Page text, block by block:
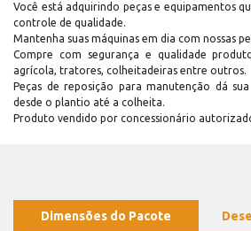
Você está adquirindo peças e equipamentos
controle de qualidade.
Mantenha suas máquinas em dia com nossas
Compre com segurança e qualidade
agrícola, tratores, colheitadeiras entre outros.
Peças de reposição para manutenção dá
desde o plantio até a colheita.
Produto vendido por concessionário
Dimensões do Pacote